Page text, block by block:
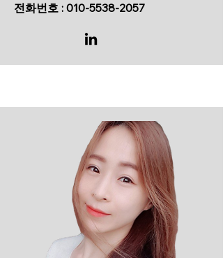
​전화번호 : 010-5538-2057